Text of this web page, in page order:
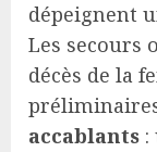
dépeignent
Les secours
décès de la
accablants :